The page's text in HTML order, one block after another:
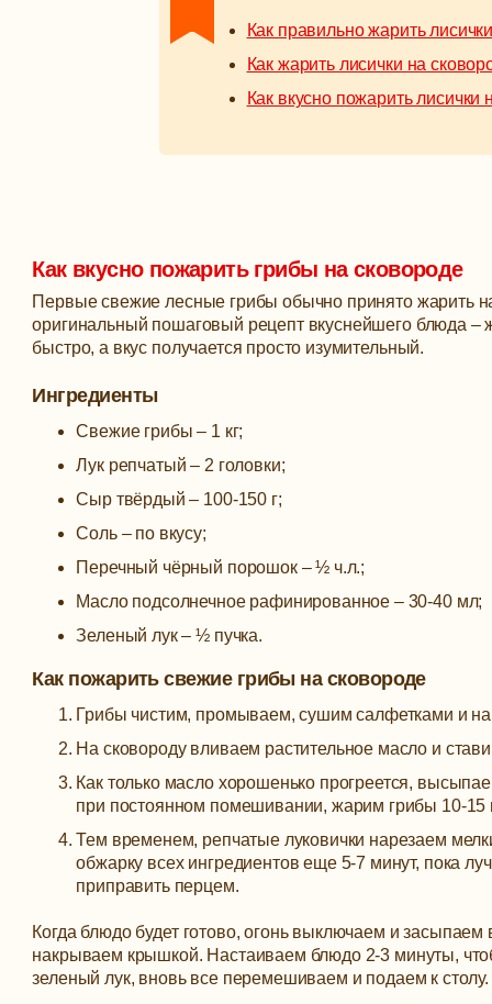
Как правильно жарить
Как жарить лисички на
Как вкусно пожарить лисички
Как вкусно пожарить грибы на сковороде
Первые свежие лесные грибы обычно принято жарить
оригинальный пошаговый рецепт вкуснейшего блюда –
быстро, а вкус получается просто изумительный.
Ингредиенты
Свежие грибы – 1 кг;
Лук репчатый – 2 головки;
Сыр твёрдый – 100-150 г;
Соль – по вкусу;
Перечный чёрный порошок – ½ ч.л.;
Масло подсолнечное рафинированное – 30-40 мл;
Зеленый лук – ½ пучка.
Как пожарить свежие грибы на сковороде
Грибы чистим, промываем, сушим салфетками и
На сковороду вливаем растительное масло и
Как только масло хорошенько прогреется,
при постоянном помешивании, жарим грибы 10-15
Тем временем, репчатые луковички нарезаем
обжарку всех ингредиентов еще 5-7 минут, пока
приправить перцем.
Когда блюдо будет готово, огонь выключаем и
накрываем крышкой. Настаиваем блюдо 2-3 минуты,
зеленый лук, вновь все перемешиваем и подаем к столу.